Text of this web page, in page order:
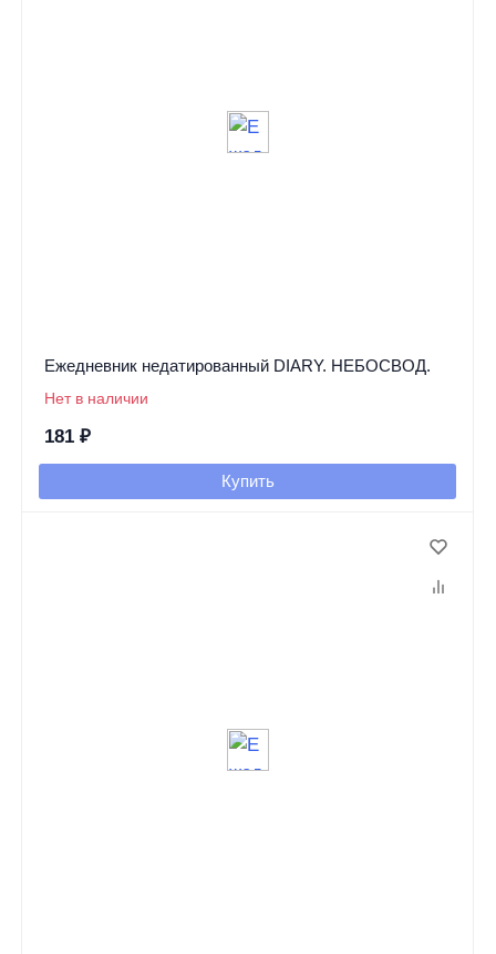
Ежедневник недатированный DIARY. НЕБОСВОД.
Нет в наличии
181 ₽
Купить